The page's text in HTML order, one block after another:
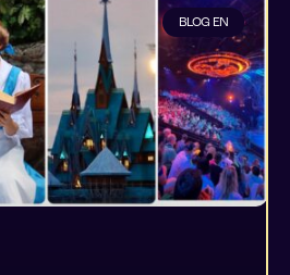
BLOG EN